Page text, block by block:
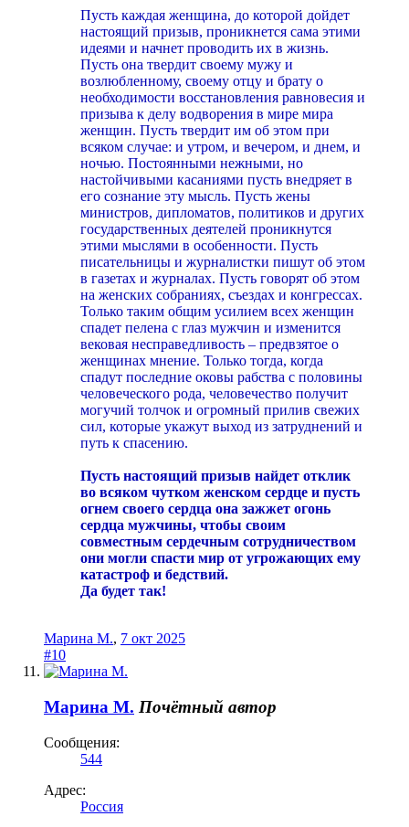
Пусть каждая женщина, до которой дойдет
настоящий призыв, проникнется сама этими
идеями и начнет проводить их в жизнь.
Пусть она твердит своему мужу и
возлюбленному, своему отцу и брату о
необходимости восстановления равновесия и
призыва к делу водворения в мире мира
женщин. Пусть твердит им об этом при
всяком случае: и утром, и вечером, и днем, и
ночью. Постоянными нежными, но
настойчивыми касаниями пусть внедряет в
его сознание эту мысль. Пусть жены
министров, дипломатов, политиков и других
государственных деятелей проникнутся
этими мыслями в особенности. Пусть
писательницы и журналистки пишут об этом
в газетах и журналах. Пусть говорят об этом
на женских собраниях, съездах и конгрессах.
Только таким общим усилием всех женщин
спадет пелена с глаз мужчин и изменится
вековая несправедливость – предвзятое о
женщинах мнение. Только тогда, когда
спадут последние оковы рабства с половины
человеческого рода, человечество получит
могучий толчок и огромный прилив свежих
сил, которые укажут выход из затруднений и
путь к спасению.
Пусть настоящий призыв найдет отклик
во всяком чутком женском сердце и пусть
огнем своего сердца она зажжет огонь
сердца мужчины, чтобы своим
совместным сердечным сотрудничеством
они могли спасти мир от угрожающих ему
катастроф и бедствий.
Да будет так!
Марина М., 7 окт 2025
#10
Марина М. Почётный автор
Сообщения:
544
Адрес:
Россия